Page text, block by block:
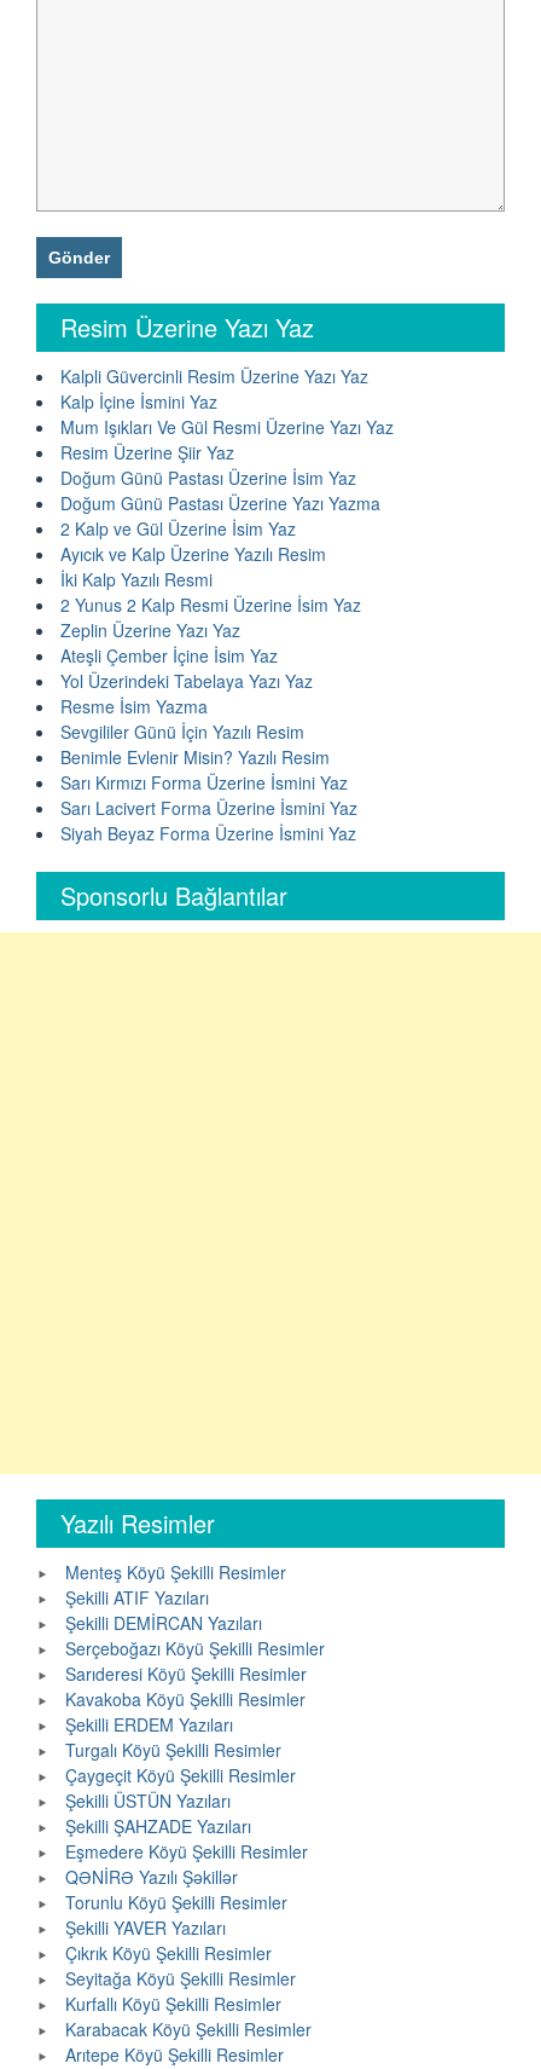
Resim Üzerine Yazı Yaz
Kalpli Güvercinli Resim Üzerine Yazı Yaz
Kalp İçine İsmini Yaz
Mum Işıkları Ve Gül Resmi Üzerine Yazı Yaz
Resim Üzerine Şiir Yaz
Doğum Günü Pastası Üzerine İsim Yaz
Doğum Günü Pastası Üzerine Yazı Yazma
2 Kalp ve Gül Üzerine İsim Yaz
Ayıcık ve Kalp Üzerine Yazılı Resim
İki Kalp Yazılı Resmi
2 Yunus 2 Kalp Resmi Üzerine İsim Yaz
Zeplin Üzerine Yazı Yaz
Ateşli Çember İçine İsim Yaz
Yol Üzerindeki Tabelaya Yazı Yaz
Resme İsim Yazma
Sevgililer Günü İçin Yazılı Resim
Benimle Evlenir Misin? Yazılı Resim
Sarı Kırmızı Forma Üzerine İsmini Yaz
Sarı Lacivert Forma Üzerine İsmini Yaz
Siyah Beyaz Forma Üzerine İsmini Yaz
Sponsorlu Bağlantılar
Yazılı Resimler
Menteş Köyü Şekilli Resimler
Şekilli ATIF Yazıları
Şekilli DEMİRCAN Yazıları
Serçeboğazı Köyü Şekilli Resimler
Sarıderesi Köyü Şekilli Resimler
Kavakoba Köyü Şekilli Resimler
Şekilli ERDEM Yazıları
Turgalı Köyü Şekilli Resimler
Çaygeçit Köyü Şekilli Resimler
Şekilli ÜSTÜN Yazıları
Şekilli ŞAHZADE Yazıları
Eşmedere Köyü Şekilli Resimler
QƏNİRƏ Yazılı Şəkillər
Torunlu Köyü Şekilli Resimler
Şekilli YAVER Yazıları
Çıkrık Köyü Şekilli Resimler
Seyitağa Köyü Şekilli Resimler
Kurfallı Köyü Şekilli Resimler
Karabacak Köyü Şekilli Resimler
Arıtepe Köyü Şekilli Resimler